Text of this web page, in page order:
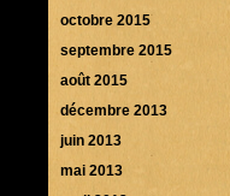
octobre 2015
septembre 2015
août 2015
décembre 2013
juin 2013
mai 2013